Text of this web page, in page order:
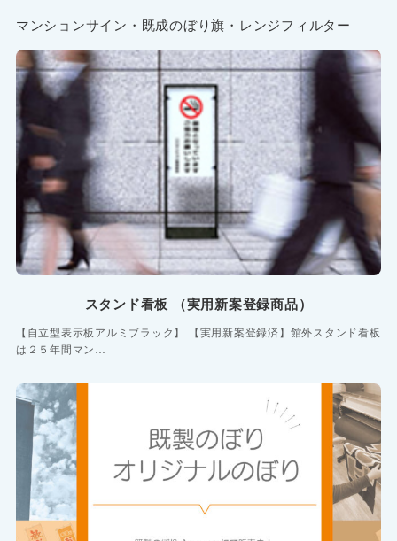
マンションサイン・既成のぼり旗・レンジフィルター
スタンド看板 （実用新案登録商品）
【自立型表示板アルミブラック】 【実用新案登録済】館外スタンド看板
は２５年間マン…